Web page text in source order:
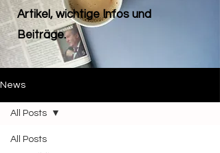
Artikel, wichtige Infos und
Beiträge.
News
All Posts
All Posts